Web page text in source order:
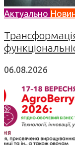
Актуально
06.08.2026